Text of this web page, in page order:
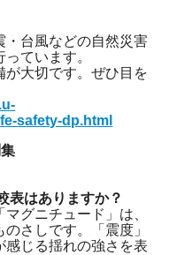
・台風などの自然災害
ています。
が大切です。ぜひ目を
safety-dp.html
表はありますか？
グニチュード」は、
さしです。「震度」
感じる揺れの強さを表